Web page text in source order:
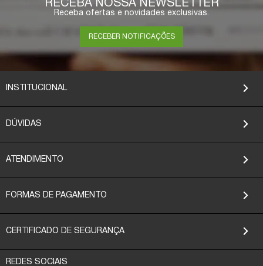
RECEBA NOSSA NEWSLETTER
Receba ofertas e novidades exclusivas.
RECEBER NOTIFICAÇÕES
INSTITUCIONAL
DÚVIDAS
ATENDIMENTO
FORMAS DE PAGAMENTO
CERTIFICADO DE SEGURANÇA